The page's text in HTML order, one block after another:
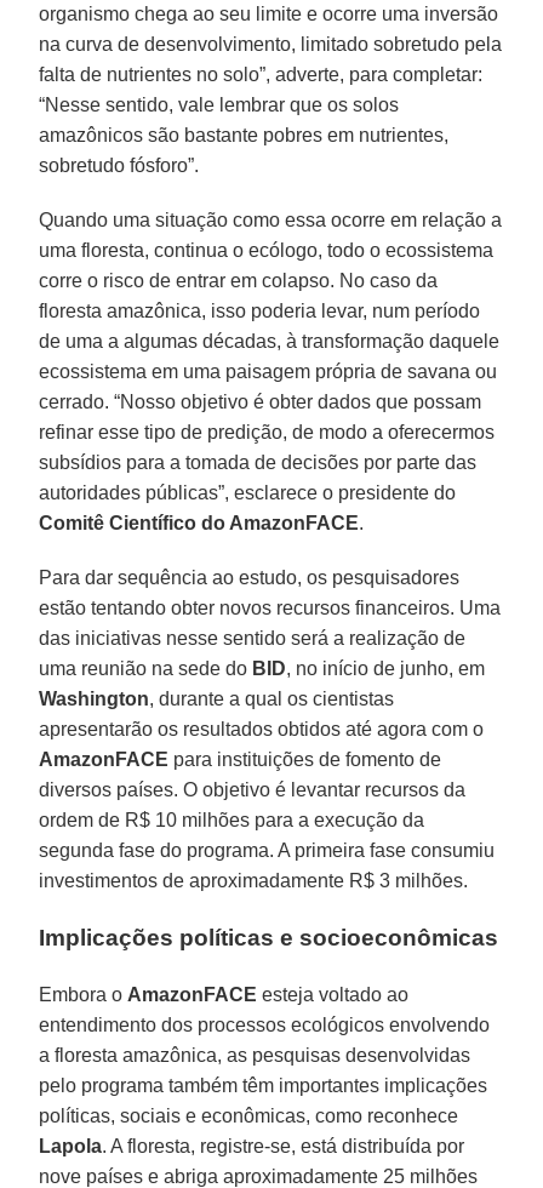
organismo chega ao seu limite e ocorre uma inversão
na curva de desenvolvimento, limitado sobretudo pela
falta de nutrientes no solo”, adverte, para completar:
“Nesse sentido, vale lembrar que os solos
amazônicos são bastante pobres em nutrientes,
sobretudo fósforo”.
Quando uma situação como essa ocorre em relação a
uma floresta, continua o ecólogo, todo o ecossistema
corre o risco de entrar em colapso. No caso da
floresta amazônica, isso poderia levar, num período
de uma a algumas décadas, à transformação daquele
ecossistema em uma paisagem própria de savana ou
cerrado. “Nosso objetivo é obter dados que possam
refinar esse tipo de predição, de modo a oferecermos
subsídios para a tomada de decisões por parte das
autoridades públicas”, esclarece o presidente do
Comitê Científico do AmazonFACE.
Para dar sequência ao estudo, os pesquisadores
estão tentando obter novos recursos financeiros. Uma
das iniciativas nesse sentido será a realização de
uma reunião na sede do BID, no início de junho, em
Washington, durante a qual os cientistas
apresentarão os resultados obtidos até agora com o
AmazonFACE para instituições de fomento de
diversos países. O objetivo é levantar recursos da
ordem de R$ 10 milhões para a execução da
segunda fase do programa. A primeira fase consumiu
investimentos de aproximadamente R$ 3 milhões.
Implicações políticas e socioeconômicas
Embora o AmazonFACE esteja voltado ao
entendimento dos processos ecológicos envolvendo
a floresta amazônica, as pesquisas desenvolvidas
pelo programa também têm importantes implicações
políticas, sociais e econômicas, como reconhece
Lapola. A floresta, registre-se, está distribuída por
nove países e abriga aproximadamente 25 milhões